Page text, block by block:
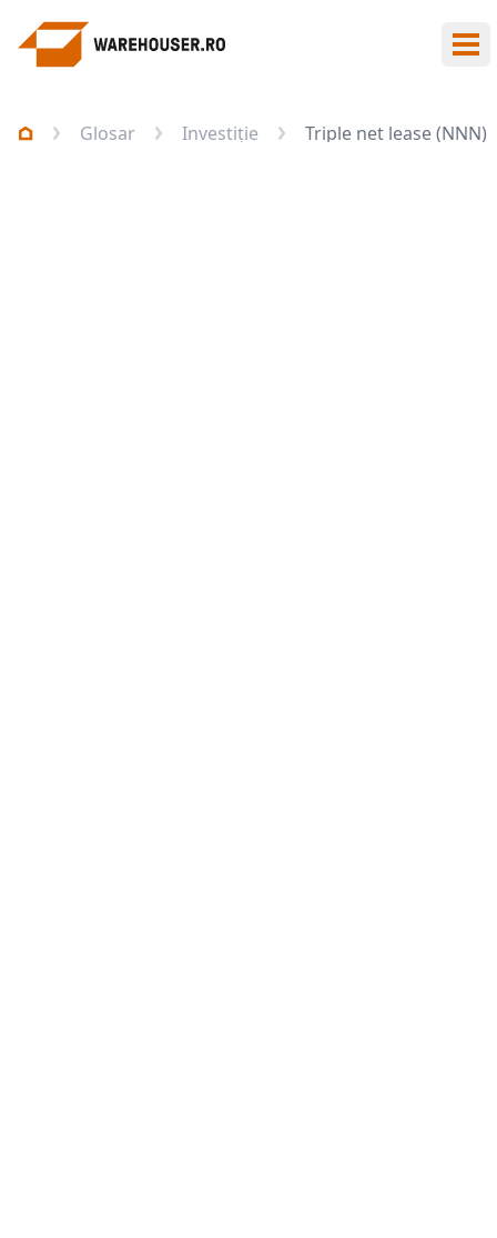
Glosar Investiție Triple net lease (NNN)